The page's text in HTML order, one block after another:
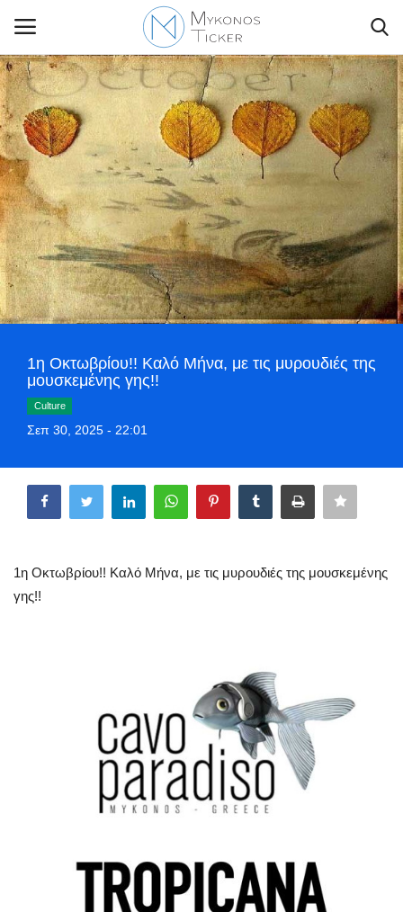
Contact Us
Politique
Business
Travel
World
Style Adorés
Greece
Entertainment
Arts & Culture
Mykonos Ticker TV
1η Οκτωβρίου!! Καλό Μήνα, με τις μυρουδιές της
μουσκεμένης γης!!
Culture
Σεπ 30, 2025 - 22:01
1η Οκτωβρίου!! Καλό Μήνα, με τις μυρουδιές της μουσκεμένης
γης!!